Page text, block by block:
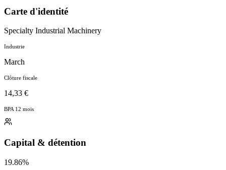
Carte d'identité
Specialty Industrial Machinery
Industrie
March
Clôture fiscale
14,33 €
BPA 12 mois
Capital & détention
19.86%